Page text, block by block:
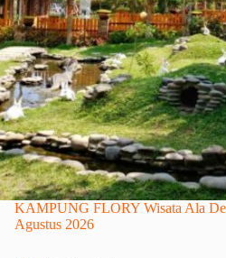
KAMPUNG FLORY Wisata Ala
Agustus 2026